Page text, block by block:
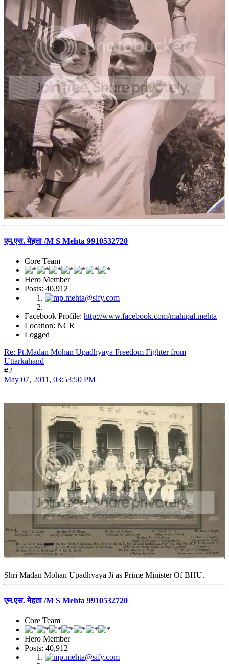
एम.एस. मेहता /M S Mehta 9910532720
Core Team
Hero Member
Posts: 40,912
Facebook Profile: http://www.facebook.com/mahipal.mehta
Location: NCR
Logged
Re: Pt.Madan Mohan Upadhyaya Freedom Fighter from
Uttarkahand
#2
May 07, 2011, 03:53:50 PM
Shri Madan Mohan Upadhyaya Ji as Prime Minister Of BHU.
एम.एस. मेहता /M S Mehta 9910532720
Core Team
Hero Member
Posts: 40,912